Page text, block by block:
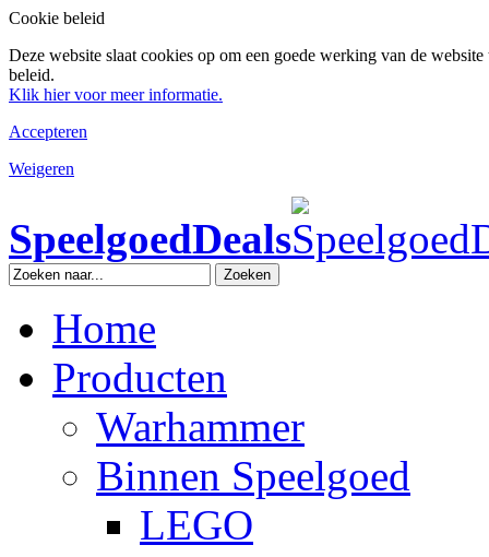
Cookie beleid
Deze website slaat cookies op om een goede werking van de
beleid.
Klik hier voor meer informatie.
Accepteren
Weigeren
SpeelgoedDeals
Zoeken
Home
Producten
Warhammer
Binnen Speelgoed
LEGO